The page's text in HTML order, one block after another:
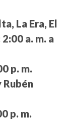
La Era, El
2:00 a. m. a
p. m.
Rubén
p. m.